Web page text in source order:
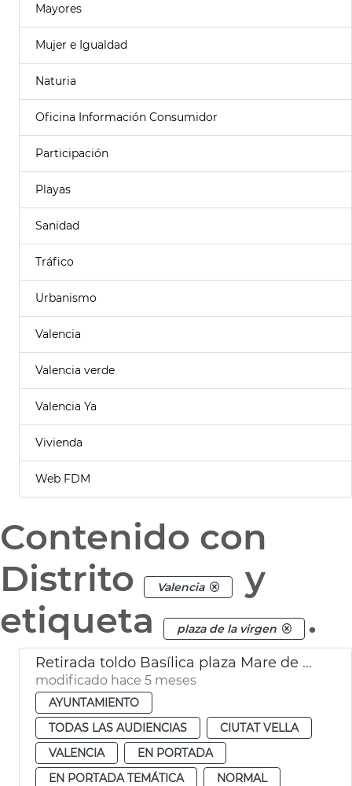
Mayores
Mujer e Igualdad
Naturia
Oficina Información Consumidor
Participación
Playas
Sanidad
Tráfico
Urbanismo
Valencia
Valencia verde
Valencia Ya
Vivienda
Web FDM
Contenido con
Distrito
Valencia
y
etiqueta
plaza de la virgen .
Retirada toldo Basílica plaza Mare de Déu
modificado hace 5 meses
AYUNTAMIENTO
TODAS LAS AUDIENCIAS
CIUTAT VELLA
VALENCIA
EN PORTADA
EN PORTADA TEMÁTICA
NORMAL